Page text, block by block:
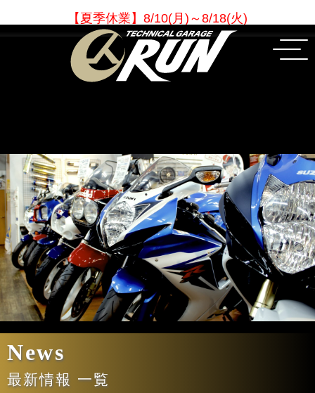
【夏季休業 】 8/10(月)～8/18(火)
News
最新情報 一覧